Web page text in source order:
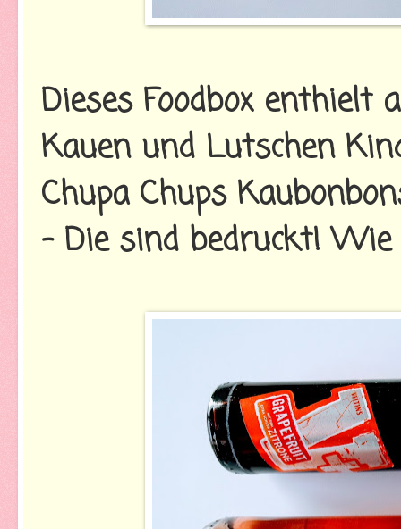
Dieses Foodbox enthielt
Kauen und Lutschen
Chupa Chups
- Die sind bedruckt! Wie